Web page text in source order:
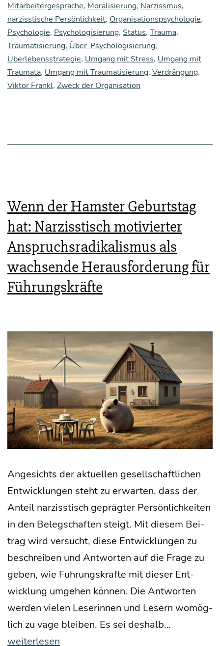
die
Kom­
mu­
ni­
ka­
ti­
Mitarbeitergespräche, Moralisierung, Narzissmus,
narzisstische Persönlichkeit, Organisationspsychologie,
Psychologie, Psychologisierung, Status, Trauma,
Traumatisierung, Über-Psychologisierung,
Überlebensstrategie, Umgang mit Stress, Umgang mit
Traumata, Umgang mit Traumatisierung, Verdrängung,
Viktor Frankl, Zweck der Organisation
Wenn der Hamster Geburtstag
hat: Narzisstisch motivierter
Anspruchsradikalismus als
wachsende Herausforderung für
Führungskräfte
Ange­sichts der aktu­el­len gesell­schaft­li­chen
Ent­wick­lun­gen steht zu erwar­ten, dass der
Anteil nar­ziss­tisch gepräg­ter Per­sön­lich­kei­ten
in den Beleg­schaf­ten steigt. Mit die­sem Bei­
trag wird ver­sucht, die­se Ent­wick­lun­gen zu
beschrei­ben und Ant­wor­ten auf die Fra­ge zu
geben, wie Füh­rungs­kräf­te mit die­ser Ent­
wick­lung umge­hen kön­nen. Die Ant­wor­ten
wer­den vie­len Lese­rin­nen und Lesern womög­
lich zu vage blei­ben. Es sei des­halb…
weiterlesen